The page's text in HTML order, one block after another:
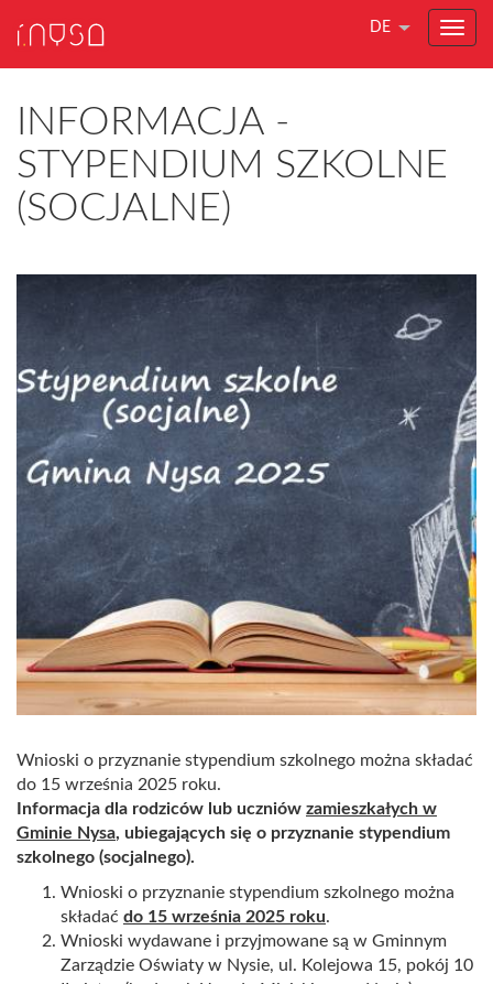
DE
INFORMACJA -
STYPENDIUM SZKOLNE
(SOCJALNE)
Wnioski o przyznanie stypendium szkolnego można składać
do 15 września 2025 roku.
Informacja dla rodziców lub uczniów zamieszkałych w
Gminie Nysa, ubiegających się o przyznanie stypendium
szkolnego (socjalnego).
Wnioski o przyznanie stypendium szkolnego można
składać do 15 września 2025 roku.
Wnioski wydawane i przyjmowane są w Gminnym
Zarządzie Oświaty w Nysie, ul. Kolejowa 15, pokój 10